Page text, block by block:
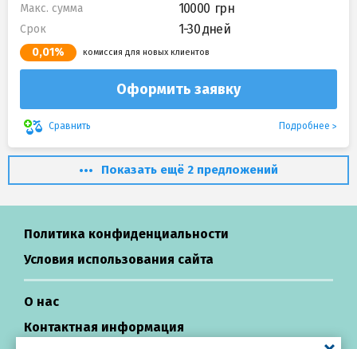
Макс. сумма 10000
Срок 1-30 дней
0,01% комиссия для новых клиентов
Оформить заявку
Сравнить Подробнее
Показать ещё 2 предложений
Политика конфиденциальности
Условия использования сайта
О нас
Контактная информация